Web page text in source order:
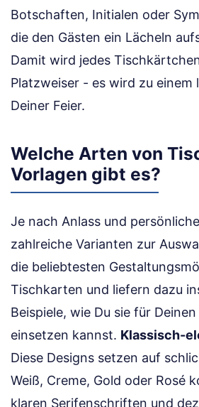
Botschaften, Initialen oder
die den Gästen ein Lächeln
Damit wird jedes
Platzweiser - es wird zu einem
Deiner Feier.
Welche Arten von
Vorlagen gibt es?
Je nach Anlass und
zahlreiche Varianten zur
die beliebtesten
Tischkarten und liefern dazu
Beispiele, wie Du sie für
einsetzen kannst. Klassisch-
Diese Designs setzen auf
Weiß, Creme, Gold oder Rosé
klaren Serifenschriften und